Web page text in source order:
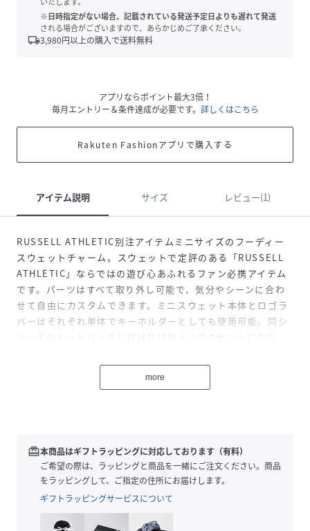
※日時指定がない場合、記載されている発送予定日よりも遅れて発送
される場合がございますので、あらかじめご了承ください。
local_shipping3,980円以上の購入で送料無料
アプリならポイント最大3倍！
毎月エントリー＆条件達成が必要です。 詳しくはこちら
Rakuten Fashionアプリで購入する
アイテム説明 サイズ レビュー(1)
RUSSELL ATHLETIC別注アイテムミニサイズのフーディー
スウェットチャーム。スウェットで定評のある「RUSSELL
ATHLETIC」ならではの遊び心あふれるファン必携アイテム
です。パーツはすべて取り外し可能で、気分やシーンに合わ
せて自由にカスタムできます。ミニスウェット本体とロゴラ
バーはそれぞれ単体でキーホルダーとしても使用可能。同シ
リーズのトートバッグに付ければ程よいアクセントになり、
▼同シリーズのバッグに付けるのがおすすめ！
1902年創業、アメリカ発の老舗アスレチックウェアブラン
世界で初めてスウェットを開発したブランドとして知られ、
100年以上にわたりスポーツと日常に根ざしたプロダクトを
生み出してきました。
耐久性・快適性に優れた素材使いと、無駄のないベーシック
more
redeem本商品はギフトラッピングに対応しております（有料）
ご希望の際は、ラッピングと商品を一緒にご注文ください。商品
をラッピングして、ご指定の住所にお届けします。
ギフトラッピングサービスについて